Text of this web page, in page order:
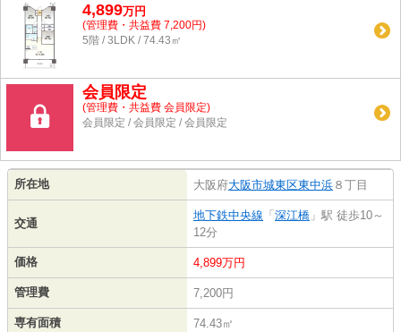
4,899万円
(管理費・共益費 7,200円)
5階 / 3LDK / 74.43㎡
会員限定
(管理費・共益費 会員限定)
会員限定 /会員限定 /会員限定
所在地 大阪府大阪市城東区東中浜 ８丁目
交通
地下鉄中央線 「 深江橋 」駅 徒歩10～
12分
価格 4,899万円
管理費 7,200円
専有面積 74.43㎡